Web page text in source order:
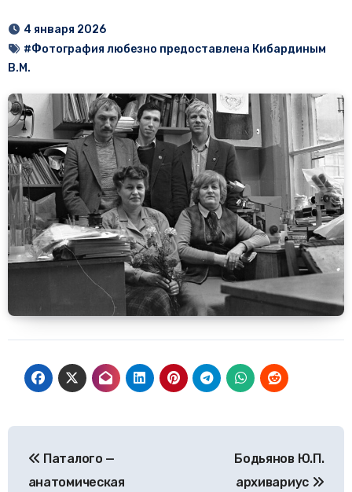
4 января 2026
#Фотография любезно предоставлена Кибардиным
В.М.
по
Паталого —
анатомическая
Бодьянов Ю.П.
архивариус